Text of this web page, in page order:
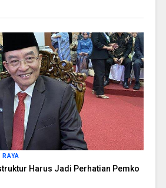
RAYA
Harus Jadi Perhatian Pemko